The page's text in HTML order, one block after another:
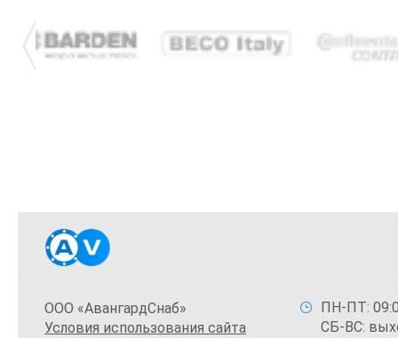
ООО «АвангардСнаб»
Условия использования сайта
ПН-ПТ:
СБ-ВС: